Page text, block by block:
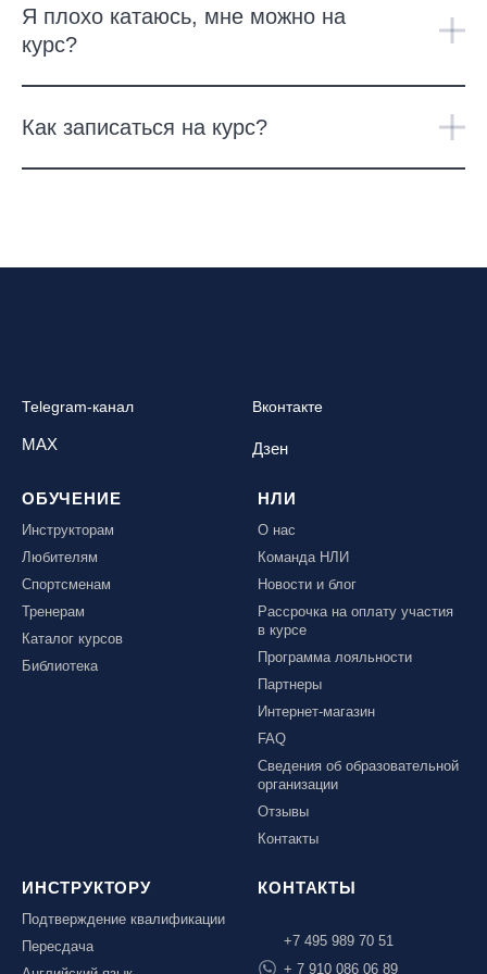
Я плохо катаюсь, мне можно на
курс?
Как записаться на курс?
Telegram-канал Вконтакте
MAX Дзен
ОБУЧЕНИЕ
Инструкторам
Любителям
Спортсменам
Тренерам
Каталог курсов
Библиотека
НЛИ
О нас
Команда НЛИ
Новости и блог
Рассрочка на оплату участия
в курсе
Программа лояльности
Партнеры
Интернет-магазин
FAQ
Сведения об образовательной
организации
Отзывы
Контакты
ИНСТРУКТОРУ
Подтверждение квалификации
Пересдача
КОНТАКТЫ
+7 495 989 70 51
+ 7 910 086 06 89